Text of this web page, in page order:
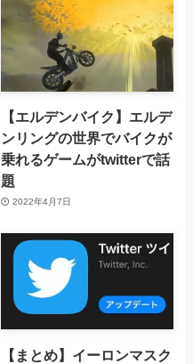
【エルデンバイク】エルデ
ンリングの世界でバイクが
乗れるゲームがtwitterで話
題
2022年4月7日
【まとめ】イーロンマスク